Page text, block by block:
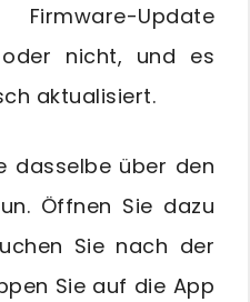
Update
nicht, und es
aktualisiert.
dasselbe über den
Öffnen Sie dazu
Sie nach der
Sie auf die App